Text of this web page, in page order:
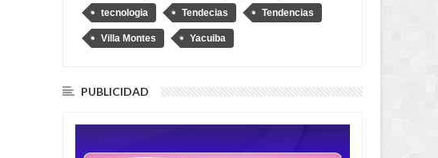
tecnologia Tendecias Tendencias
Villa Montes Yacuiba
PUBLICIDAD